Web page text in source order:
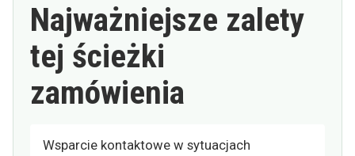
Najważniejsze zalety
tej ścieżki
zamówienia
Wsparcie kontaktowe w sytuacjach